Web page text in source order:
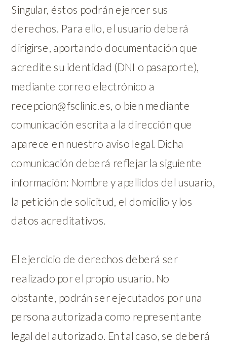
Singular, éstos podrán ejercer sus
derechos. Para ello, el usuario deberá
dirigirse, aportando documentación que
acredite su identidad (DNI o pasaporte),
mediante correo electrónico a
recepcion@fsclinic.es, o bien mediante
comunicación escrita a la dirección que
aparece en nuestro aviso legal. Dicha
comunicación deberá reflejar la siguiente
información: Nombre y apellidos del usuario,
la petición de solicitud, el domicilio y los
datos acreditativos.
El ejercicio de derechos deberá ser
realizado por el propio usuario. No
obstante, podrán ser ejecutados por una
persona autorizada como representante
legal del autorizado. En tal caso, se deberá